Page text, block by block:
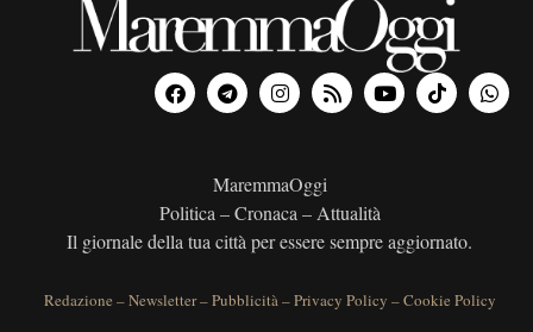
MaremmaOggi
Politica – Cronaca – Attualità
Il giornale della tua città per essere sempre aggiornato.
Redazione –Newsletter–Pubblicità–Privacy Policy –Cookie Policy